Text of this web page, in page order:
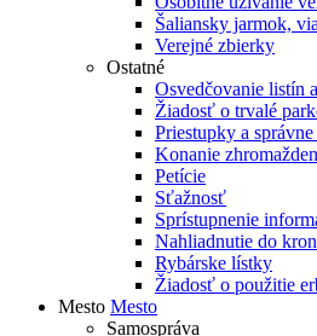
Šaliansky jarmok,
Verejné zbierky
Ostatné
Osvedčovanie listín
Žiadosť o trvalé
Priestupky a
Konanie
Petície
Sťažnosť
Sprístupnenie
Nahliadnutie do
Rybárske lístky
Žiadosť o použitie
Mesto Mesto
Samospráva